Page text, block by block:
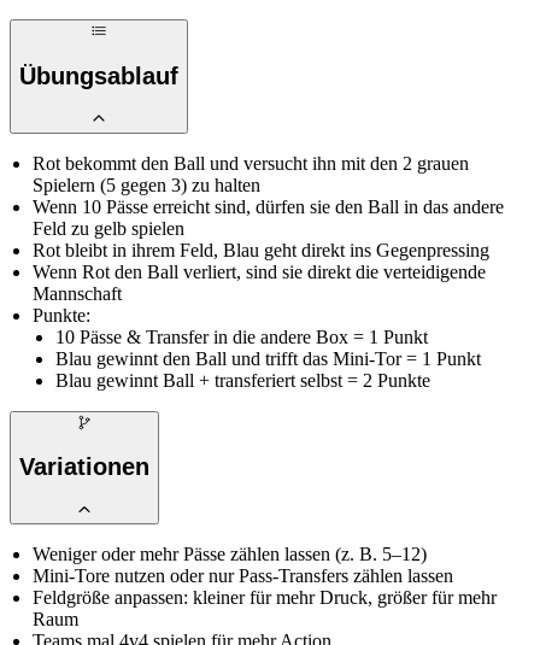
Übungsablauf
Rot bekommt den Ball und versucht ihn mit den 2 grauen
Spielern (5 gegen 3) zu halten
Wenn 10 Pässe erreicht sind, dürfen sie den Ball in das andere
Feld zu gelb spielen
Rot bleibt in ihrem Feld, Blau geht direkt ins Gegenpressing
Wenn Rot den Ball verliert, sind sie direkt die verteidigende
Mannschaft
Punkte:
10 Pässe & Transfer in die andere Box = 1 Punkt
Blau gewinnt den Ball und trifft das Mini-Tor = 1 Punkt
Blau gewinnt Ball + transferiert selbst = 2 Punkte
Variationen
Weniger oder mehr Pässe zählen lassen (z. B. 5–12)
Mini-Tore nutzen oder nur Pass-Transfers zählen lassen
Feldgröße anpassen: kleiner für mehr Druck, größer für mehr
Raum